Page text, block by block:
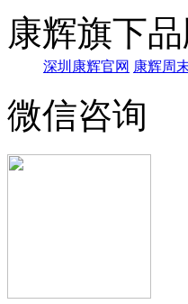
康辉旗下
深圳康辉官网 康辉周
微信咨询